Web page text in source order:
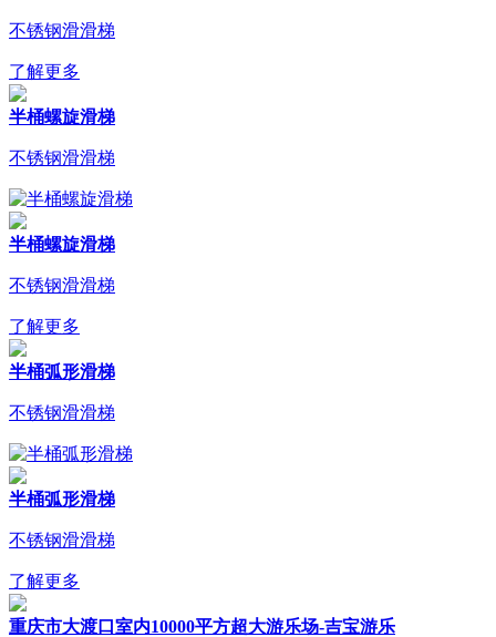
不锈钢滑滑梯
了解更多
半桶螺旋滑梯
不锈钢滑滑梯
半桶螺旋滑梯
不锈钢滑滑梯
了解更多
半桶弧形滑梯
不锈钢滑滑梯
半桶弧形滑梯
不锈钢滑滑梯
了解更多
重庆市大渡口室内10000平方超大游乐场-吉宝游乐